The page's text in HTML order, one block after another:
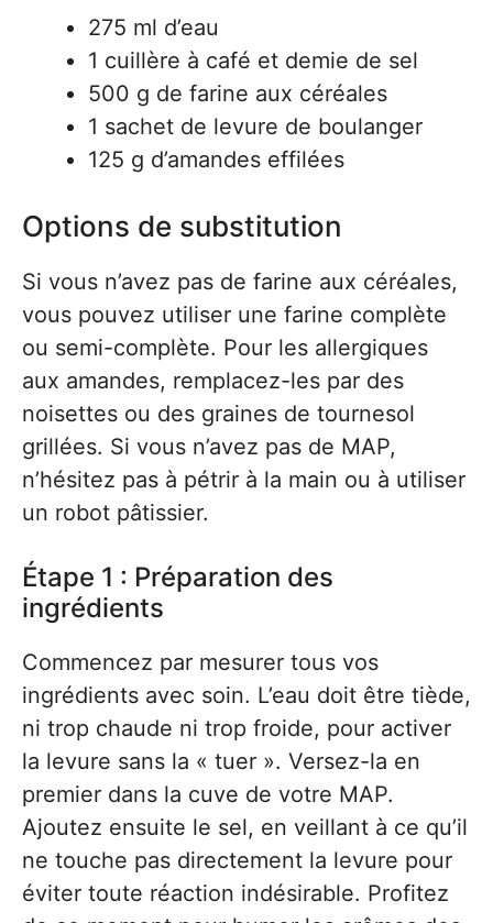
275 ml d’eau
1 cuillère à café et demie de sel
500 g de farine aux céréales
1 sachet de levure de boulanger
125 g d’amandes effilées
Options de substitution
Si vous n’avez pas de farine aux céréales,
vous pouvez utiliser une farine complète
ou semi-complète. Pour les allergiques
aux amandes, remplacez-les par des
noisettes ou des graines de tournesol
grillées. Si vous n’avez pas de MAP,
n’hésitez pas à pétrir à la main ou à utiliser
un robot pâtissier.
Étape 1 : Préparation des
ingrédients
Commencez par mesurer tous vos
ingrédients avec soin. L’eau doit être tiède,
ni trop chaude ni trop froide, pour activer
la levure sans la « tuer ». Versez-la en
premier dans la cuve de votre MAP.
Ajoutez ensuite le sel, en veillant à ce qu’il
ne touche pas directement la levure pour
éviter toute réaction indésirable. Profitez